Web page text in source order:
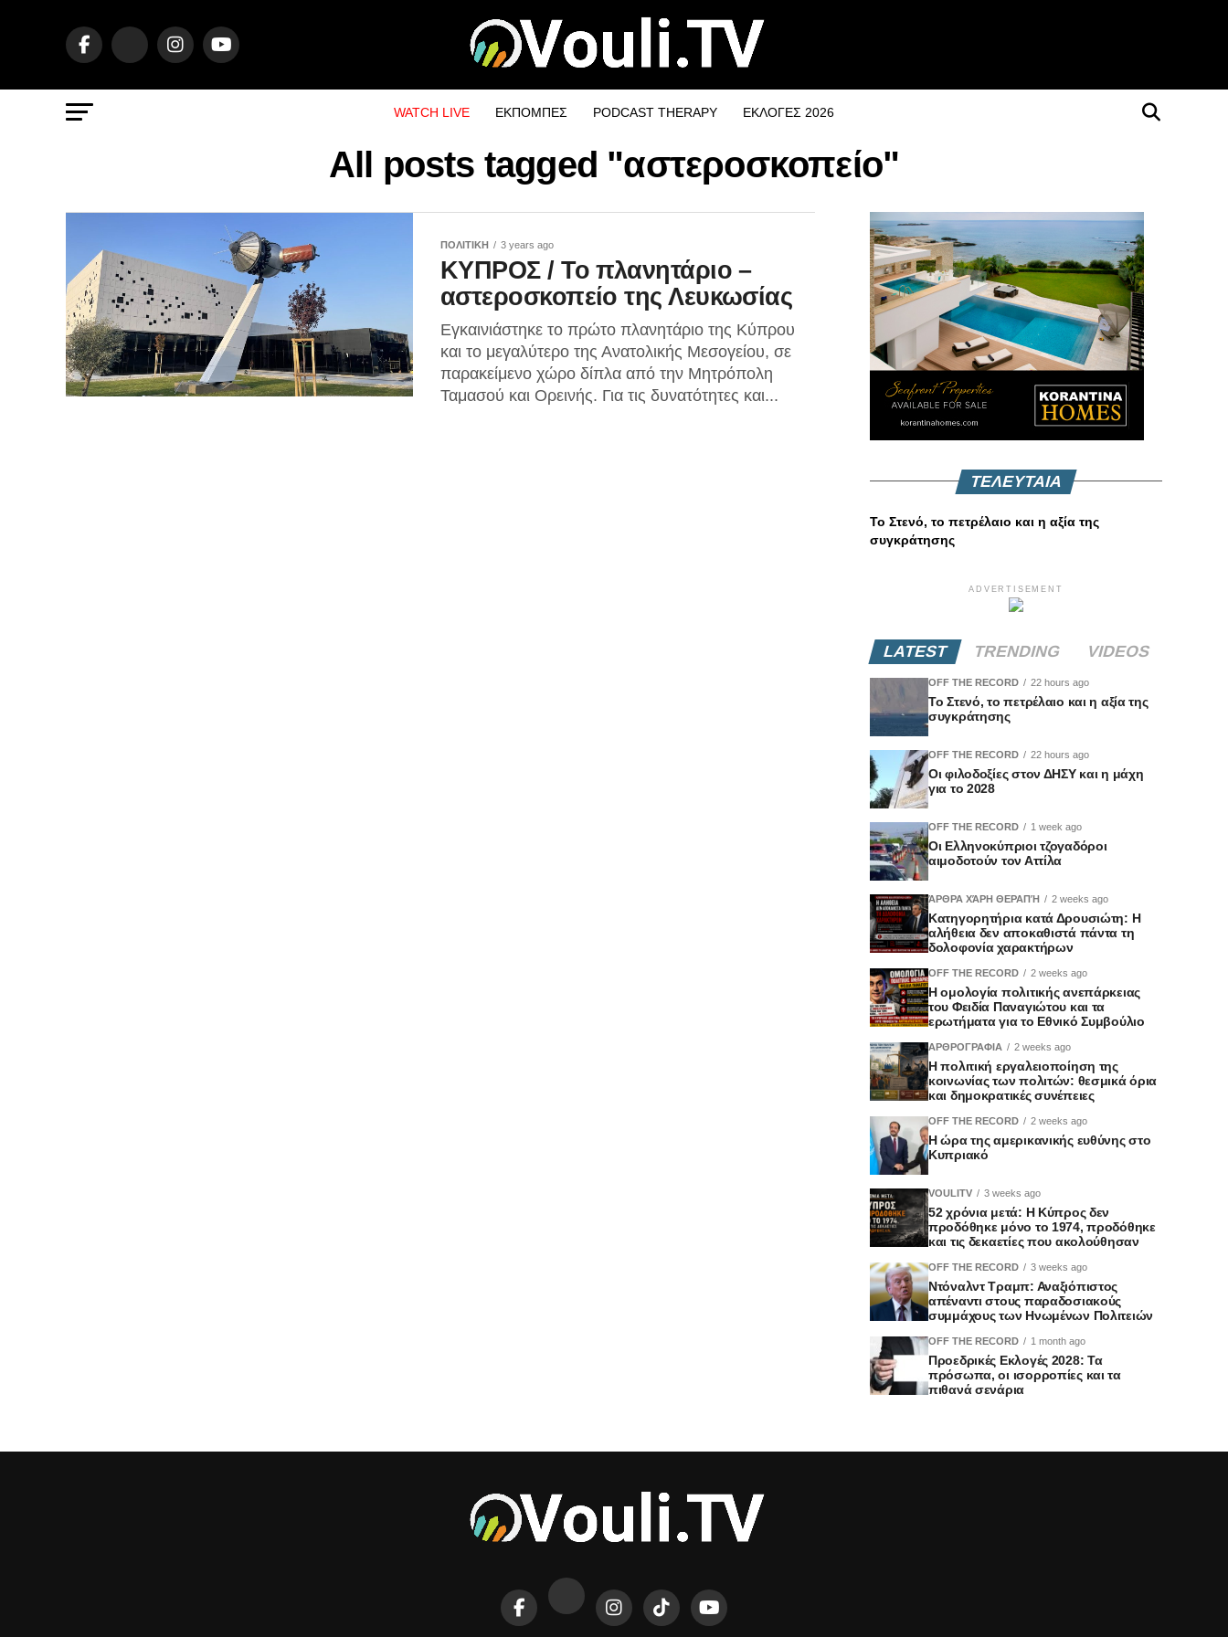
WATCH LIVE ΕΚΠΟΜΠΕΣ PODCAST THERAPY ΕΚΛΟΓΕΣ 2026
All posts tagged "αστεροσκοπείο"
ΠΟΛΙΤΙΚΗ 3 years ago
ΚΥΠΡΟΣ / Το πλανητάριο –
αστεροσκοπείο της Λευκωσίας
Εγκαινιάστηκε το πρώτο πλανητάριο της Κύπρου
και το μεγαλύτερο της Ανατολικής Μεσογείου, σε
παρακείμενο χώρο δίπλα από την Μητρόπολη
Ταμασού και Ορεινής. Για τις δυνατότητες και...
ΤΕΛΕΥΤΑΙΑ
Το Στενό, το πετρέλαιο και η αξία της
συγκράτησης
ADVERTISEMENT
LATEST TRENDING VIDEOS
OFF THE RECORD 22 hours ago
Το Στενό, το πετρέλαιο και η αξία της
συγκράτησης
OFF THE RECORD 22 hours ago
Οι φιλοδοξίες στον ΔΗΣΥ και η μάχη
για το 2028
OFF THE RECORD 1 week ago
Οι Ελληνοκύπριοι τζογαδόροι
αιμοδοτούν τον Αττίλα
ΆΡΘΡΑ ΧΆΡΗ ΘΕΡΑΠΉ 2 weeks ago
Κατηγορητήρια κατά Δρουσιώτη: Η
αλήθεια δεν αποκαθιστά πάντα τη
δολοφονία χαρακτήρων
OFF THE RECORD 2 weeks ago
Η ομολογία πολιτικής ανεπάρκειας
του Φειδία Παναγιώτου και τα
ερωτήματα για το Εθνικό Συμβούλιο
ΑΡΘΡΟΓΡΑΦΙΑ 2 weeks ago
Η πολιτική εργαλειοποίηση της
κοινωνίας των πολιτών: θεσμικά όρια
και δημοκρατικές συνέπειες
OFF THE RECORD 2 weeks ago
Η ώρα της αμερικανικής ευθύνης στο
Κυπριακό
VOULITV 3 weeks ago
52 χρόνια μετά: Η Κύπρος δεν
προδόθηκε μόνο το 1974, προδόθηκε
και τις δεκαετίες που ακολούθησαν
OFF THE RECORD 3 weeks ago
Ντόναλντ Τραμπ: Αναξιόπιστος
απέναντι στους παραδοσιακούς
συμμάχους των Ηνωμένων Πολιτειών
OFF THE RECORD 1 month ago
Προεδρικές Εκλογές 2028: Τα
πρόσωπα, οι ισορροπίες και τα
πιθανά σενάρια